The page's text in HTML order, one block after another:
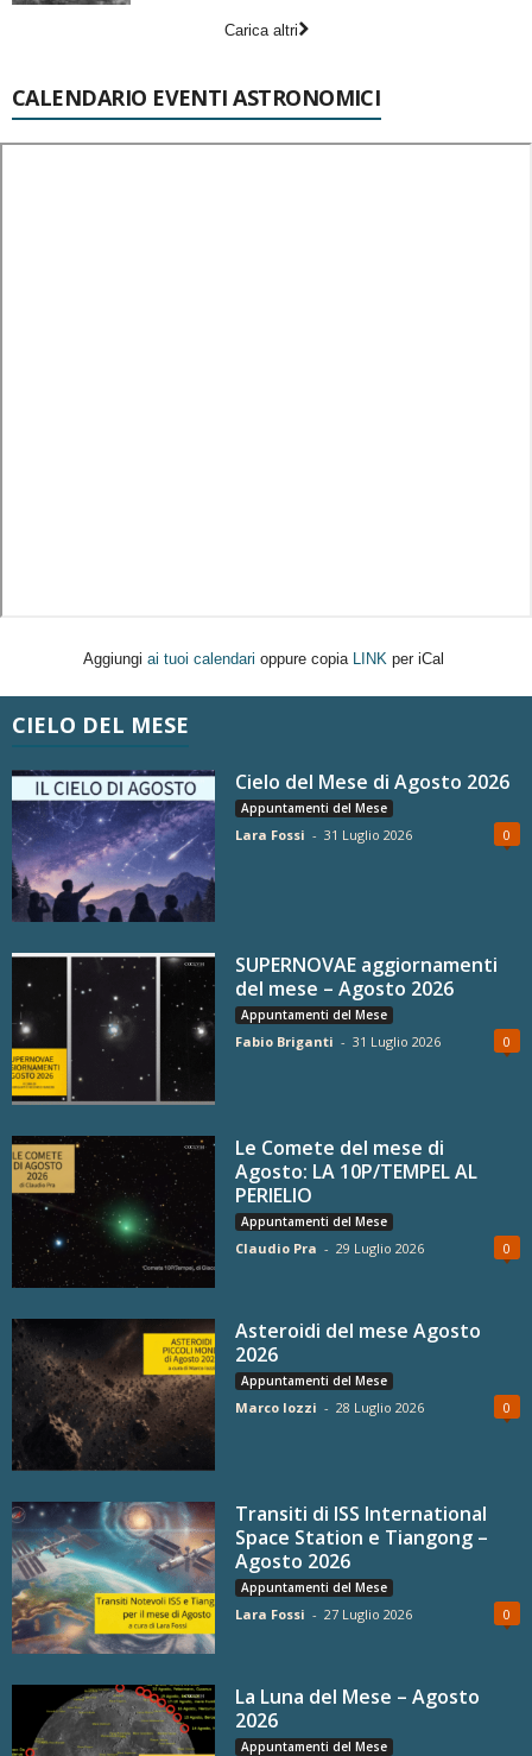
Carica altri
CALENDARIO EVENTI ASTRONOMICI
Aggiungi ai tuoi calendari oppure copia LINK per iCal
CIELO DEL MESE
Cielo del Mese di Agosto 2026
Appuntamenti del Mese
Lara Fossi - 31 Luglio 2026 0
SUPERNOVAE aggiornamenti
del mese – Agosto 2026
Appuntamenti del Mese
Fabio Briganti - 31 Luglio 2026 0
Le Comete del mese di
Agosto: LA 10P/TEMPEL AL
PERIELIO
Appuntamenti del Mese
Claudio Pra - 29 Luglio 2026 0
Asteroidi del mese Agosto
2026
Appuntamenti del Mese
Marco Iozzi - 28 Luglio 2026 0
Transiti di ISS International
Space Station e Tiangong –
Agosto 2026
Appuntamenti del Mese
Lara Fossi - 27 Luglio 2026 0
La Luna del Mese – Agosto
2026
Appuntamenti del Mese